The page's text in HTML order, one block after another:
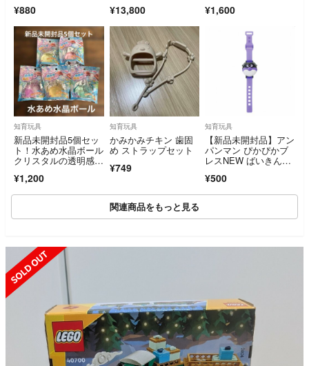
¥880 ¥13,800 ¥1,600
知育玩具
新品未開封品5個セッ
ト！水あめ水晶ボール
クリスタルの透明感ス
¥1,200
知育玩具
かみかみチキン 歯固
め ストラップセット
¥749
知育玩具
【新品未開封品】アン
パンマン ぴかぴかブ
レスNEW ばいきんま
¥500
関連商品をもっと見る